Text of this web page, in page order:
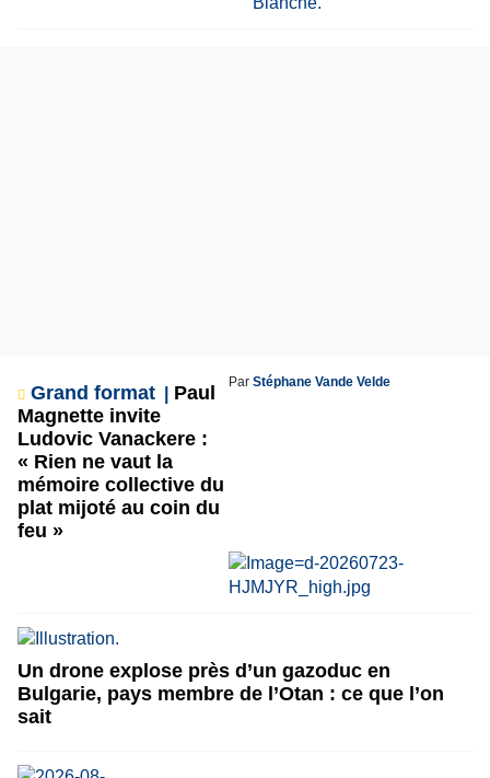
Grand format
Paul
Magnette invite
Ludovic Vanackere :
« Rien ne vaut la
mémoire collective du
plat mijoté au coin du
feu »
Par Stéphane Vande Velde
Un drone explose près d’un gazoduc en
Bulgarie, pays membre de l’Otan : ce que l’on
sait